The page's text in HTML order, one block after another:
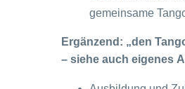
gemeinsame
Ergänzend: „den
– siehe auch eigenes